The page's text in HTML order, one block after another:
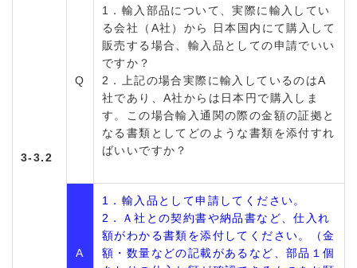
3-3.2
Q
1．輸入部品について、実際に輸入してい
る会社（A社）から 日本国内にて購入して
販売する場合、輸入品としての申請でいい
ですか？
2．上記の場合実際に輸入しているのはA
社であり、A社からは日本円で購入しま
す。この場合輸入通関の際の金額の証拠と
なる書類としてどのような書類を添付すれ
ばいいですか？
A
1．輸入品として申請してください。
2．Ａ社との契約書や納品書など、仕入れ
額がわかる書類を添付してください。（金
額・数量などの記載があるなど、部品１個